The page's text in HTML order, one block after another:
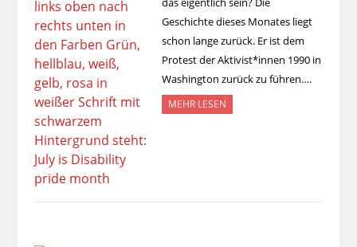
Geschichte dieses Monates liegt
schon lange zurück. Er ist dem
Protest der Aktivist*innen 1990 in
Washington zurück zu führen….
MEHR LESEN